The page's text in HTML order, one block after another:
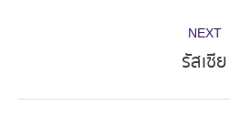
NEXT
Next
รัสเซีย